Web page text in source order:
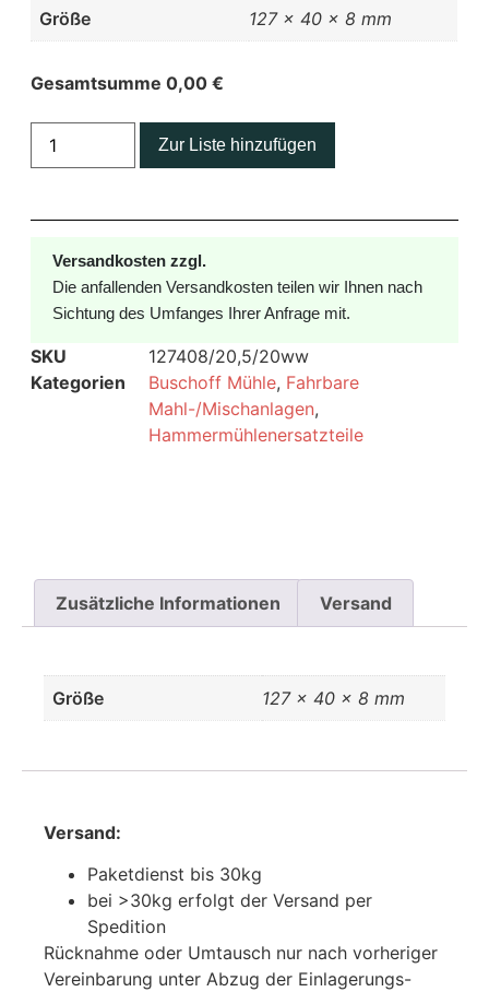
Größe 127 × 40 × 8 mm
Gesamtsumme 0,00€
Zur Liste hinzufügen
Versandkosten zzgl.
Die anfallenden Versandkosten teilen wir Ihnen nach
Sichtung des Umfanges Ihrer Anfrage mit.
SKU
127408/20,5/20ww
Kategorien
Buschoff Mühle, Fahrbare
Mahl-/Mischanlagen,
Hammermühlenersatzteile
Zusätzliche Informationen Versand
Größe 127 × 40 × 8 mm
Versand:
Paketdienst bis 30kg
bei >30kg erfolgt der Versand per
Spedition
Rücknahme oder Umtausch nur nach vorheriger
Vereinbarung unter Abzug der Einlagerungs-